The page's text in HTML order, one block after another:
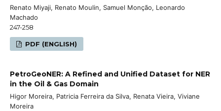
Renato Miyaji, Renato Moulin, Samuel Monção, Leonardo
Machado
247-258
PDF (ENGLISH)
PetroGeoNER: A Refined and Unified Dataset for NER
in the Oil & Gas Domain
Higor Moreira, Patricia Ferreira da Silva, Renata Vieira, Viviane
Moreira